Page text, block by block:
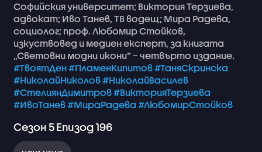
Софийскияуниверситет; ВикторияТерзиева,
адвокат; Иво Танев, ТВ водещ; Мира Радева,
социолог; проф.ЛюбомирСтойков,
изкуствовед и медиенексперт, за книгата
„Световни модни икони“ –четвърто издание.
#ТвоятДен#ПламенКипитов#ТаняСкринска
#НиколайНиколов#НиколайВасилев
#СтелиянДимитров#ВикторияТерзиева
#ИвоТанев#МираРадева #ЛюбомирСтойков
Сезон 5Епизод196